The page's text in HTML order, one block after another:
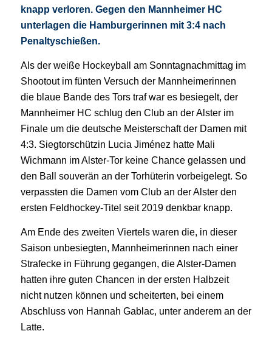
knapp verloren. Gegen den Mannheimer HC
unterlagen die Hamburgerinnen mit 3:4 nach
Penaltyschießen.
Als der weiße Hockeyball am Sonntagnachmittag im
Shootout im fünten Versuch der Mannheimerinnen
die blaue Bande des Tors traf war es besiegelt, der
Mannheimer HC schlug den Club an der Alster im
Finale um die deutsche Meisterschaft der Damen mit
4:3. Siegtorschützin Lucia Jiménez hatte Mali
Wichmann im Alster-Tor keine Chance gelassen und
den Ball souverän an der Torhüterin vorbeigelegt. So
verpassten die Damen vom Club an der Alster den
ersten Feldhockey-Titel seit 2019 denkbar knapp.
Am Ende des zweiten Viertels waren die, in dieser
Saison unbesiegten, Mannheimerinnen nach einer
Strafecke in Führung gegangen, die Alster-Damen
hatten ihre guten Chancen in der ersten Halbzeit
nicht nutzen können und scheiterten, bei einem
Abschluss von Hannah Gablac, unter anderem an der
Latte.